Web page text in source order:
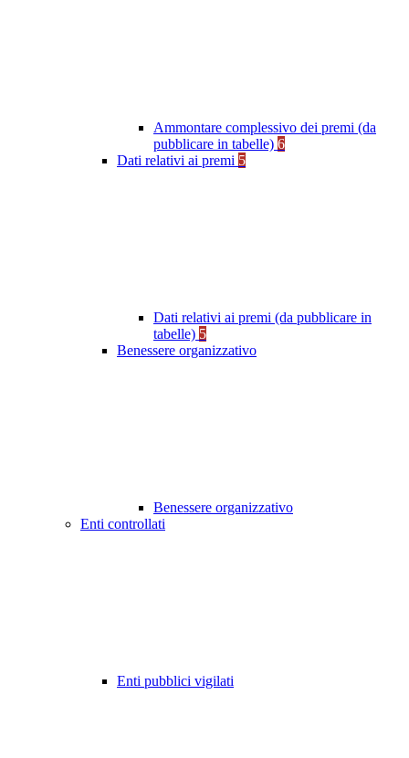
Ammontare complessivo dei premi (da
pubblicare in tabelle) 6
Dati relativi ai premi 5
Dati relativi ai premi (da pubblicare in
tabelle) 5
Benessere organizzativo
Benessere organizzativo
Enti controllati
Enti pubblici vigilati